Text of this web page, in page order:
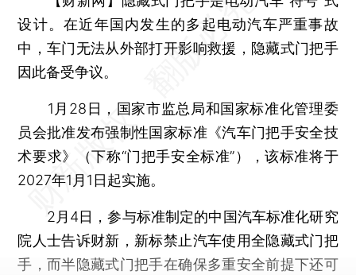
设计。在近年国内发生的多起电动汽车严重事故
中，车门无法从外部打开影响救援，隐藏式门把手
因此备受争议。
1月28日，国家市监总局和国家标准化管理委
员会批准发布强制性国家标准《汽车门把手安全技
术要求》（下称“门把手安全标准”），该标准将于
2027年1月1日起实施。
2月4日，参与标准制定的中国汽车标准化研究
院人士告诉财新，新标禁止汽车使用全隐藏式门把
手，而半隐藏式门把手在确保多重安全前提下还可